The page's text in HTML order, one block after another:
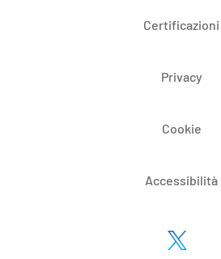
Certificazioni
Privacy
Cookie
Accessibilità